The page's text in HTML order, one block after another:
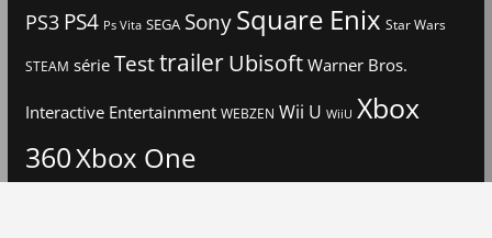
PS3 PS4 Ps Vita SEGA Sony Square Enix Star Wars
STEAM série TesttrailerUbisoftWarner Bros.
Interactive Entertainment WEBZEN Wii U WiiU Xbox
360Xbox One